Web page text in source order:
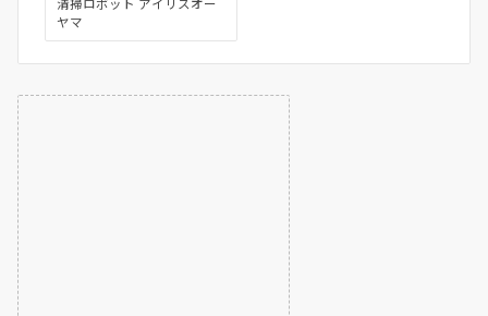
清掃ロボット アイリスオー
ヤマ